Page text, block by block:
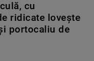
cu
ridicate lovește
portocaliu de